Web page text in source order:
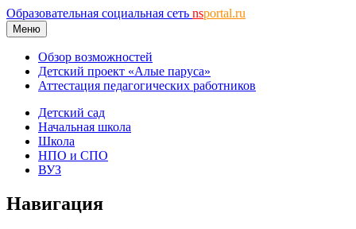
Образовательная социальная сеть nsportal.ru
Меню
Обзор возможностей
Детский проект «Алые паруса»
Аттестация педагогических работников
Детский сад
Начальная школа
Школа
НПО и СПО
ВУЗ
Навигация